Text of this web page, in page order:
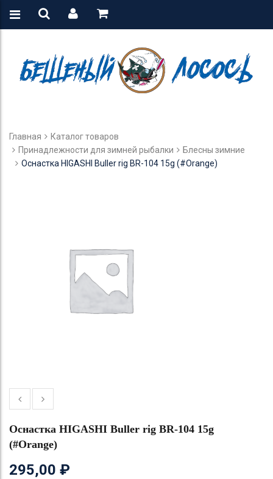
Главная
Каталог товаров
Принадлежности для зимней рыбалки
Блесны зимние
Оснастка HIGASHI Buller rig BR-104 15g (#Orange)
Оснастка HIGASHI Buller rig BR-104 15g
(#Orange)
295,00 ₽